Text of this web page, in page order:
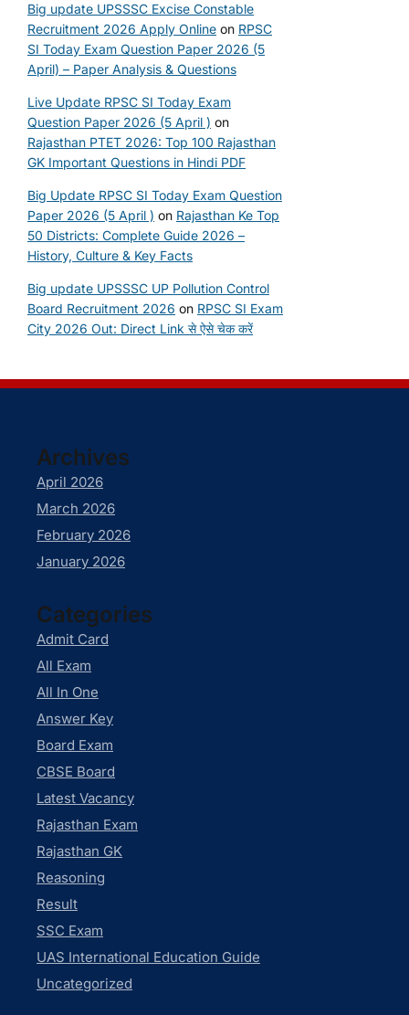
Big update UPSSSC Excise Constable
Recruitment 2026 Apply Online on RPSC
SI Today Exam Question Paper 2026 (5
April) – Paper Analysis & Questions
Live Update RPSC SI Today Exam
Question Paper 2026 (5 April ) on
Rajasthan PTET 2026: Top 100 Rajasthan
GK Important Questions in Hindi PDF
Big Update RPSC SI Today Exam Question
Paper 2026 (5 April ) on Rajasthan Ke Top
50 Districts: Complete Guide 2026 –
History, Culture & Key Facts
Big update UPSSSC UP Pollution Control
Board Recruitment 2026 on RPSC SI Exam
City 2026 Out: Direct Link से ऐसे चेक करें
Archives
April 2026
March 2026
February 2026
January 2026
Categories
Admit Card
All Exam
All In One
Answer Key
Board Exam
CBSE Board
Latest Vacancy
Rajasthan Exam
Rajasthan GK
Reasoning
Result
SSC Exam
UAS International Education Guide
Uncategorized